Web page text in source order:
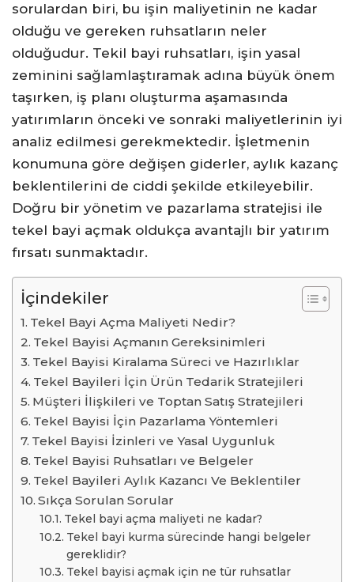
sorulardan biri, bu işin maliyetinin ne kadar
olduğu ve gereken ruhsatların neler
olduğudur. Tekil bayi ruhsatları, işin yasal
zeminini sağlamlaştıramak adına büyük önem
taşırken, iş planı oluşturma aşamasında
yatırımların önceki ve sonraki maliyetlerinin iyi
analiz edilmesi gerekmektedir. İşletmenin
konumuna göre değişen giderler, aylık kazanç
beklentilerini de ciddi şekilde etkileyebilir.
Doğru bir yönetim ve pazarlama stratejisi ile
tekel bayi açmak oldukça avantajlı bir yatırım
fırsatı sunmaktadır.
İçindekiler
Tekel Bayi Açma Maliyeti Nedir?
Tekel Bayisi Açmanın Gereksinimleri
Tekel Bayisi Kiralama Süreci ve Hazırlıklar
Tekel Bayileri İçin Ürün Tedarik Stratejileri
Müşteri İlişkileri ve Toptan Satış Stratejileri
Tekel Bayisi İçin Pazarlama Yöntemleri
Tekel Bayisi İzinleri ve Yasal Uygunluk
Tekel Bayisi Ruhsatları ve Belgeler
Tekel Bayileri Aylık Kazancı Ve Beklentiler
Sıkça Sorulan Sorular
Tekel bayi açma maliyeti ne kadar?
Tekel bayi kurma sürecinde hangi belgeler
gereklidir?
Tekel bayisi açmak için ne tür ruhsatlar